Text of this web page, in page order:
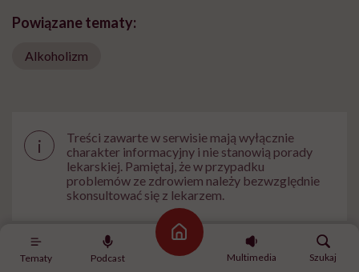
Tematy Podcast
Strona główna
Multimedia
Szukaj
Powiązane tematy:
Alkoholizm
i
Treści zawarte w serwisie mają wyłącznie
charakter informacyjny i nie stanowią porady
lekarskiej. Pamiętaj, że w przypadku
problemów ze zdrowiem należy bezwzględnie
skonsultować się z lekarzem.